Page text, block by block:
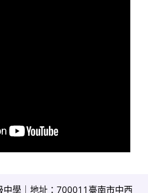
學｜地址：700011臺南市中西